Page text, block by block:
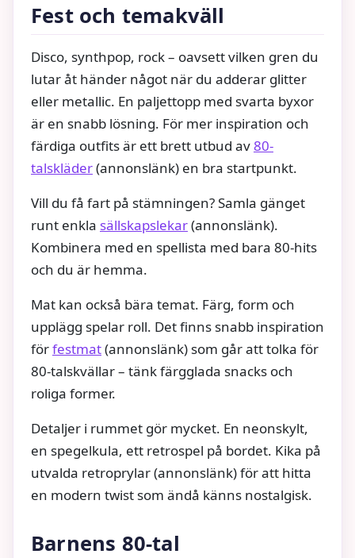
Fest och temakväll
Disco, synthpop, rock – oavsett vilken gren du
lutar åt händer något när du adderar glitter
eller metallic. En paljettopp med svarta byxor
är en snabb lösning. För mer inspiration och
färdiga outfits är ett brett utbud av80-
talskläder(annonslänk) en bra startpunkt.
Vill du få fart på stämningen? Samla gänget
runt enkla sällskapslekar(annonslänk).
Kombinera med en spellista med bara 80-hits
och du är hemma.
Mat kan också bära temat. Färg, form och
upplägg spelar roll. Det finns snabb inspiration
förfestmat(annonslänk) som går att tolka för
80-talskvällar – tänk färgglada snacks och
roliga former.
Detaljer i rummet gör mycket. En neonskylt,
en spegelkula, ett retrospel på bordet. Kika på
utvalda retroprylar (annonslänk) för att hitta
en modern twist som ändå känns nostalgisk.
Barnens 80-tal